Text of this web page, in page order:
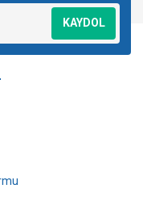
KAYDOL